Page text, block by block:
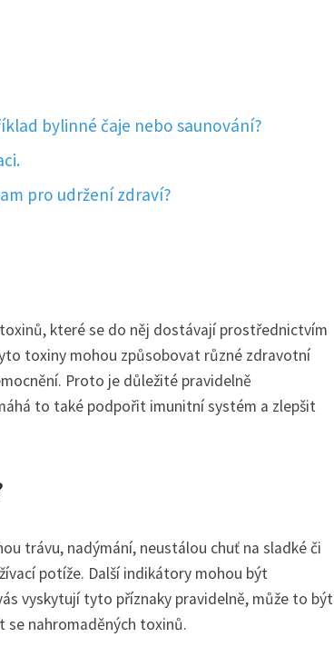
bylinné čaje nebo saunování?
pro udržení zdraví?
které se do něj dostávají prostřednictvím
toxiny mohou způsobovat různé zdravotní
Proto je důležité pravidelně
to také podpořit imunitní systém a zlepšit
trávu, nadýmání, neustálou chuť na sladké či
potíže. Další indikátory mohou být
vyskytují tyto příznaky pravidelně, může to být
se nahromaděných toxinů.